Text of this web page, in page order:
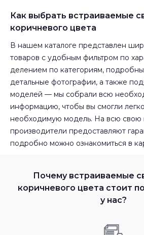
Как выбрать встраиваемые
коричневого цвета
В нашем каталоге представлен
товаров с удобным фильтром по
делением по категориям,
детальные фотографии, а также
моделей — мы собрали всю
информацию, чтобы вы смогли
необходимую модель. На всю свою
производители предоставляют
подробно можно ознакомиться в
Почему встраиваемые
коричневого цвета стоит
у нас?